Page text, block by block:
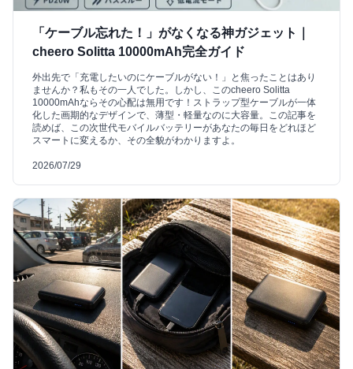
「ケーブル忘れた！」がなくなる神ガジェット｜
cheero Solitta 10000mAh完全ガイド
外出先で「充電したいのにケーブルがない！」と焦ったことはあり
ませんか？私もその一人でした。しかし、このcheero Solitta
10000mAhならその心配は無用です！ストラップ型ケーブルが一体
化した画期的なデザインで、薄型・軽量なのに大容量。この記事を
読めば、この次世代モバイルバッテリーがあなたの毎日をどれほど
スマートに変えるか、その全貌がわかりますよ。
2026/07/29